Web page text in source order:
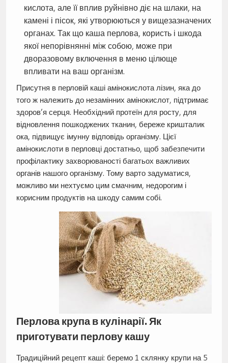
кислота, але її вплив руйнівно діє на шлаки, на
камені і пісок, які утворюються у вищезазначених
органах. Так що каша перлова, користь і шкода
якої непорівнянні між собою, може при
дворазовому включення в меню цілюще
впливати на ваш організм.
Присутня в перловій каші амінокислота лізин, яка до
того ж належить до незамінних амінокислот, підтримає
здоров’я серця. Необхідний протеїн для росту, для
відновлення пошкоджених тканин, береже кришталик
ока, підвищує імунну відповідь організму. Цієї
амінокислоти в перловці достатньо, щоб забезпечити
профілактику захворюваності багатьох важливих
органів нашого організму. Тому варто задуматися,
можливо ми нехтуємо цим смачним, недорогим і
корисним продуктів на шкоду самим собі.
Перлова крупа в кулінарії. Як
приготувати перлову кашу
Традиційний рецепт каші: беремо 1 склянку крупи на 5